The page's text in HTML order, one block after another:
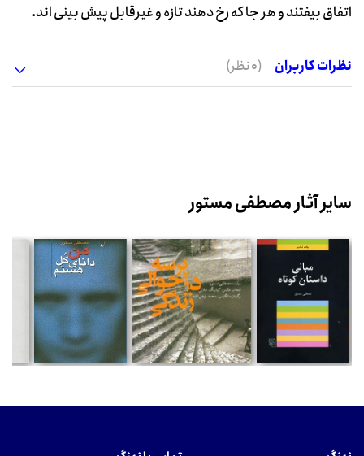
اتفاق بیفتند و هر جا که رخ دهند تازه و غیرقابل پیش بینی اند.
نظرات کاربران (0 نظر)
سایر آثار مصطفی مستور